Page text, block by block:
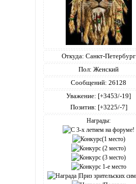
Откуда: Санкт-Петербург
Пол: Женский
Сообщений: 26128
Уважение: [+3453/-19]
Позитив: [+3225/-7]
Награды: